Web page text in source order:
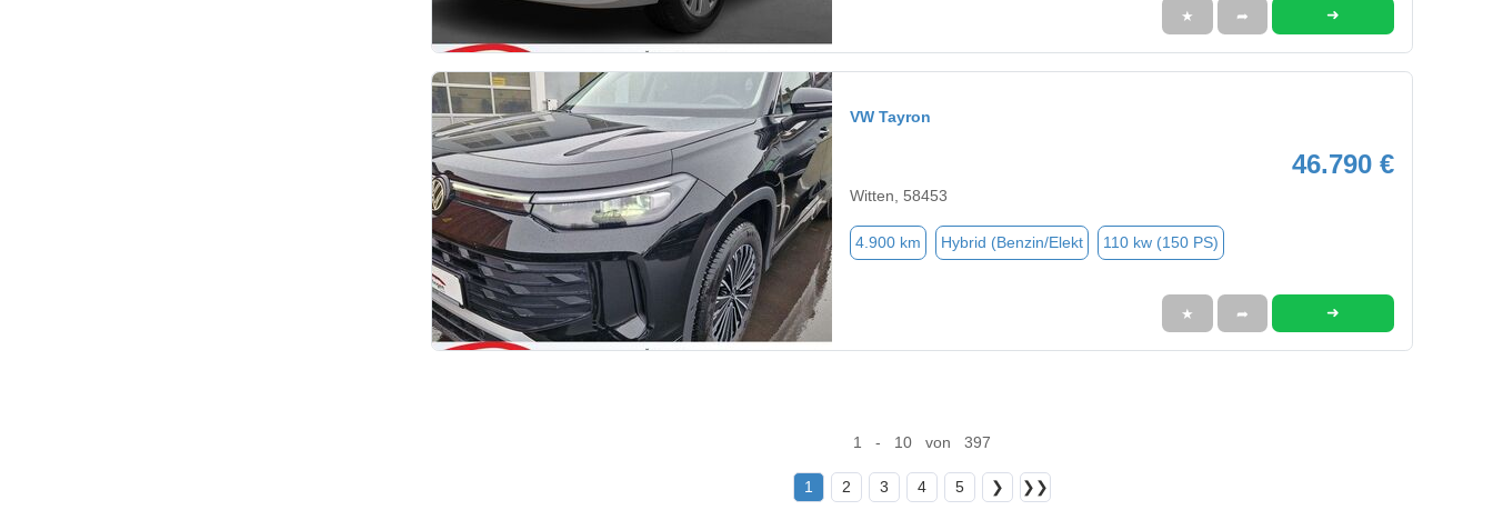
★ ➦ ➜
VW Tayron
46.790 €
Witten, 58453
4.900 km Hybrid (Benzin/Elekt 110 kw (150 PS)
★ ➦ ➜
1 - 10 von 397
1 2 3 4 5 ❯ ❯❯